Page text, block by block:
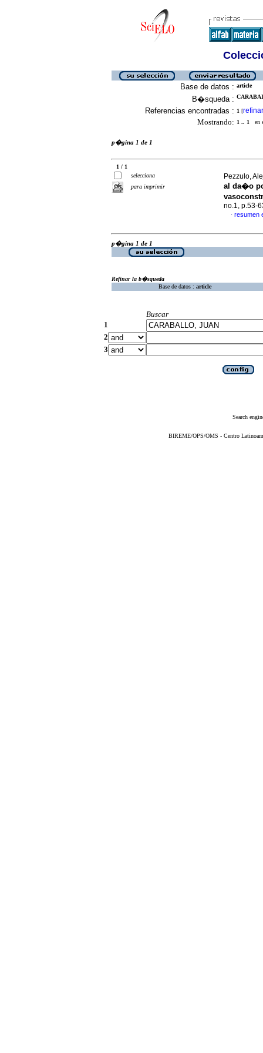
Base de datos : article
B�squeda :
Referencias encontradas : 1 [refinar
Mostrando: 1 .. 1 en
p�gina 1 de 1
1 / 1
selecciona
para imprimir
Pezzulo,
al da�o
no.1, p.53-
· resumen
p�gina 1 de 1
Refinar la b�squeda
Base de datos : article
Buscar
1
2
3
Search
BIREME/OPS/OMS - Centro